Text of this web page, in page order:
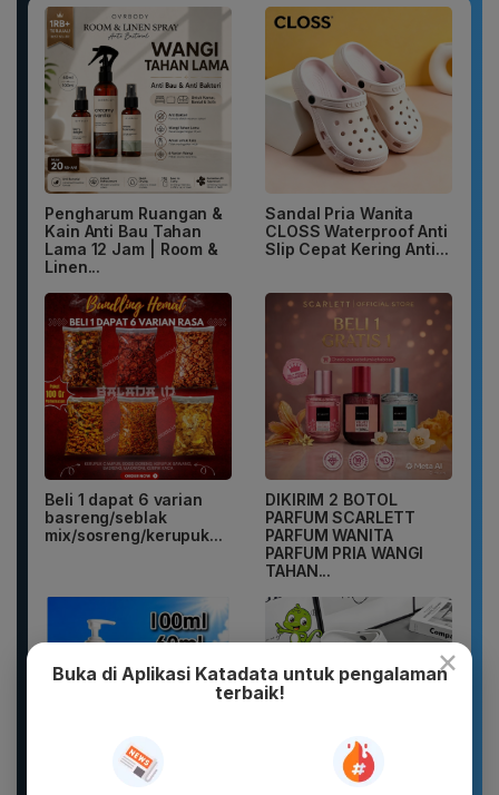
Pengharum Ruangan &
Kain Anti Bau Tahan
Lama 12 Jam | Room &
Linen...
Sandal Pria Wanita
CLOSS Waterproof Anti
Slip Cepat Kering Anti...
Beli 1 dapat 6 varian
basreng/seblak
mix/sosreng/kerupuk...
DIKIRIM 2 BOTOL
PARFUM SCARLETT
PARFUM WANITA
PARFUM PRIA WANGI
TAHAN...
×
Buka di Aplikasi Katadata untuk pengalaman
terbaik!